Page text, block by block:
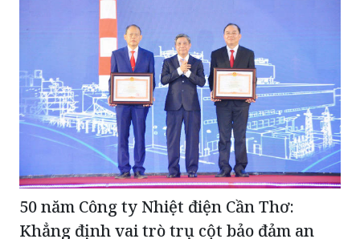
50 năm Công ty Nhiệt điện Cần Thơ:
Khẳng định vai trò trụ cột bảo đảm an